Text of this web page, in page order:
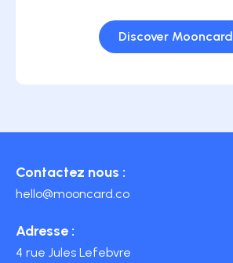
Discover Mooncard
Contactez nous :
hello@mooncard.co
Adresse :
4 rue Jules Lefebvre